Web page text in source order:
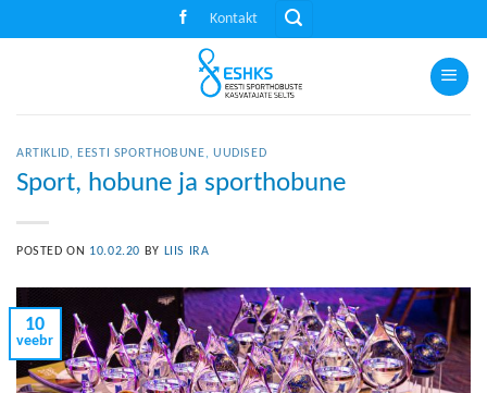
to
Kontakt
ARTIKLID, EESTI SPORTHOBUNE, UUDISED
Sport, hobune ja sporthobune
POSTED ON 10.02.20 BY LIIS IRA
10
veebr